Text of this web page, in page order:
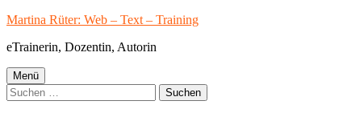
Springe
Inhalt
Martina Rüter: Web – Text – Training
eTrainerin, Dozentin, Autorin
Primäres
Menü
Menü
Suchen
nach: